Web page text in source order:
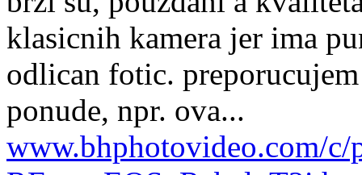
klasicnih kamera jer ima
odlican fotic.
ponude, npr. ova...
www.bhphotovideo.com/c/